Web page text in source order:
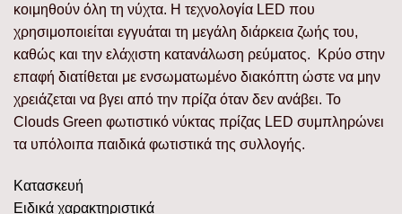
κοιμηθούν όλη τη νύχτα. Η τεχνολογία LED που
χρησιμοποιείται εγγυάται τη μεγάλη διάρκεια ζωής του,
καθώς και την ελάχιστη κατανάλωση ρεύματος. Κρύο στην
επαφή διατίθεται με ενσωματωμένο διακόπτη ώστε να μην
χρειάζεται να βγει από την πρίζα όταν δεν ανάβει. Το
Clouds Green φωτιστικό νύκτας πρίζας LED συμπληρώνει
τα υπόλοιπα παιδικά φωτιστικά της συλλογής.
Κατασκευή
Ειδικά χαρακτηριστικά